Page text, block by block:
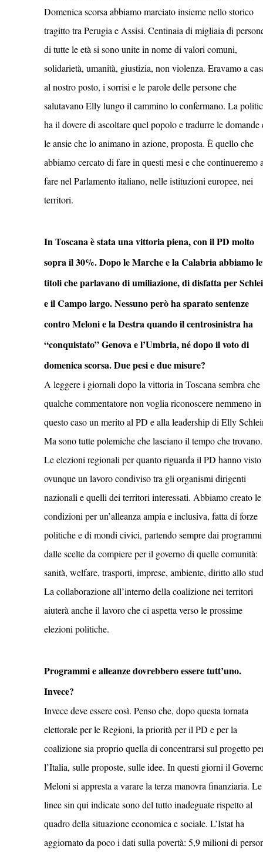
Domenica scorsa abbiamo marciato insieme nello storico
tragitto tra Perugia e Assisi. Centinaia di migliaia di
di tutte le età si sono unite in nome di valori comuni,
solidarietà, umanità, giustizia, non violenza. Eravamo a
al nostro posto, i sorrisi e le parole delle persone che
salutavano Elly lungo il cammino lo confermano. La
ha il dovere di ascoltare quel popolo e tradurre le domande
le ansie che lo animano in azione, proposta. È quello che
abbiamo cercato di fare in questi mesi e che continueremo
fare nel Parlamento italiano, nelle istituzioni europee, nei
territori.
In Toscana è stata una vittoria piena, con il PD molto
sopra il 30%. Dopo le Marche e la Calabria abbiamo
titoli che parlavano di umiliazione, di disfatta per
e il Campo largo. Nessuno però ha sparato sentenze
contro Meloni e la Destra quando il centrosinistra ha
“conquistato” Genova e l’Umbria, né dopo il voto di
domenica scorsa. Due pesi e due misure?
A leggere i giornali dopo la vittoria in Toscana sembra che
qualche commentatore non voglia riconoscere nemmeno in
questo caso un merito al PD e alla leadership di Elly
Ma sono tutte polemiche che lasciano il tempo che trovano.
Le elezioni regionali per quanto riguarda il PD hanno visto
ovunque un lavoro condiviso tra gli organismi dirigenti
nazionali e quelli dei territori interessati. Abbiamo creato le
condizioni per un’alleanza ampia e inclusiva, fatta di forze
politiche e di mondi civici, partendo sempre dai
dalle scelte da compiere per il governo di quelle comunità:
sanità, welfare, trasporti, imprese, ambiente, diritto allo
La collaborazione all’interno della coalizione nei territori
aiuterà anche il lavoro che ci aspetta verso le prossime
elezioni politiche.
Programmi e alleanze dovrebbero essere tutt’uno.
Invece?
Invece deve essere così. Penso che, dopo questa tornata
elettorale per le Regioni, la priorità per il PD e per la
coalizione sia proprio quella di concentrarsi sul progetto
l’Italia, sulle proposte, sulle idee. In questi giorni il
Meloni si appresta a varare la terza manovra finanziaria. Le
linee sin qui indicate sono del tutto inadeguate rispetto al
quadro della situazione economica e sociale. L’Istat ha
aggiornato da poco i dati sulla povertà: 5,9 milioni di